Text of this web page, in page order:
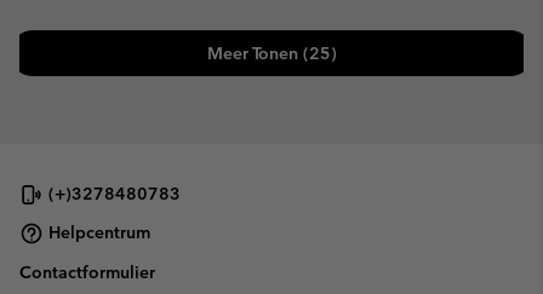
Meer Tonen (25)
(+)3278480783
Helpcentrum
Contactformulier